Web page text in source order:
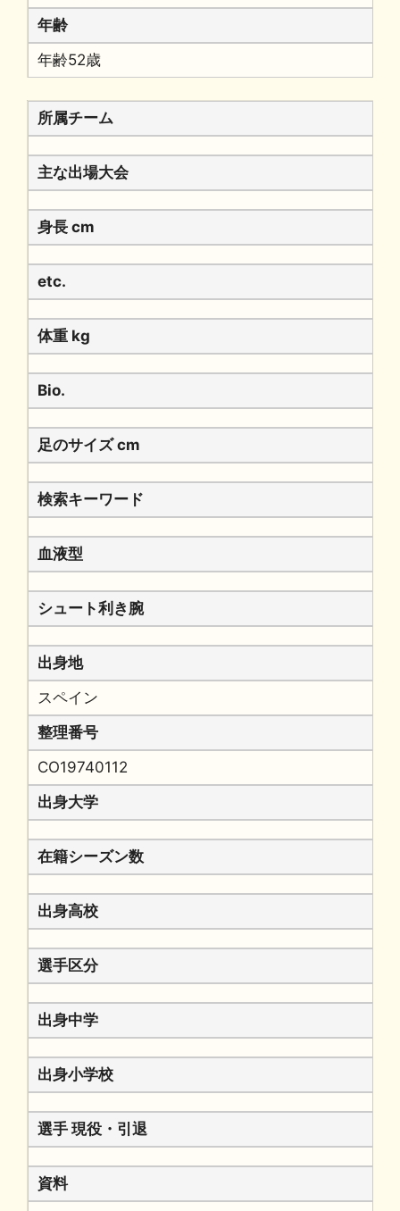
年齢
年齢52歳
所属チーム
主な出場大会
身長 cm
etc.
体重 kg
Bio.
足のサイズ cm
検索キーワード
血液型
シュート利き腕
出身地
スペイン
整理番号
CO19740112
出身大学
在籍シーズン数
出身高校
選手区分
出身中学
出身小学校
選手 現役・引退
資料